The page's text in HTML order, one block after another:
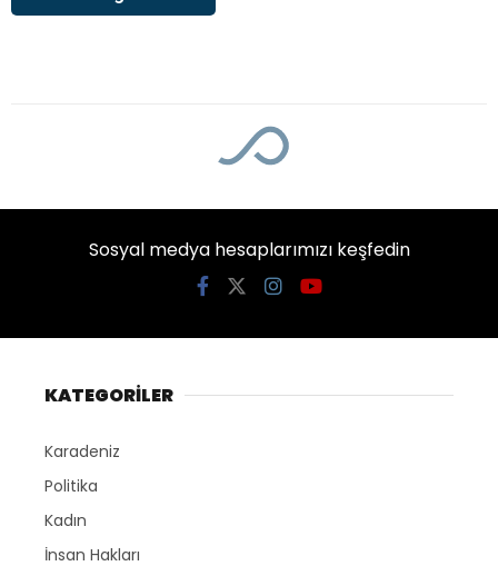
Sosyal medya hesaplarımızı keşfedin
KATEGORİLER
Karadeniz
Politika
Kadın
İnsan Hakları